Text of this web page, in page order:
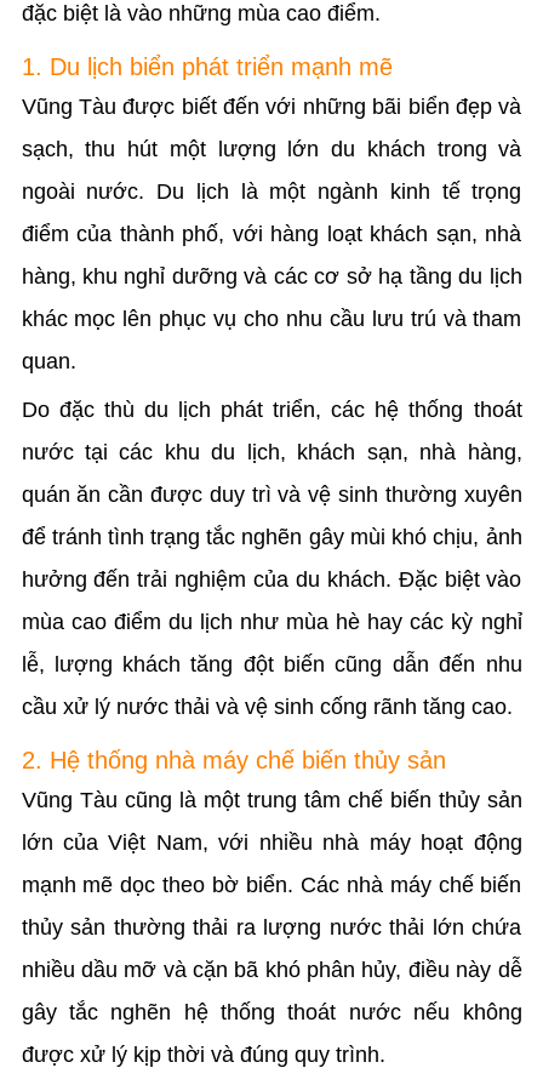
đặc biệt là vào những mùa cao điểm.
1. Du lịch biển phát triển mạnh mẽ
Vũng Tàu được biết đến với những bãi biển đẹp và
sạch, thu hút một lượng lớn du khách trong và
ngoài nước. Du lịch là một ngành kinh tế trọng
điểm của thành phố, với hàng loạt khách sạn, nhà
hàng, khu nghỉ dưỡng và các cơ sở hạ tầng du lịch
khác mọc lên phục vụ cho nhu cầu lưu trú và tham
quan.
Do đặc thù du lịch phát triển, các hệ thống thoát
nước tại các khu du lịch, khách sạn, nhà hàng,
quán ăn cần được duy trì và vệ sinh thường xuyên
để tránh tình trạng tắc nghẽn gây mùi khó chịu, ảnh
hưởng đến trải nghiệm của du khách. Đặc biệt vào
mùa cao điểm du lịch như mùa hè hay các kỳ nghỉ
lễ, lượng khách tăng đột biến cũng dẫn đến nhu
cầu xử lý nước thải và vệ sinh cống rãnh tăng cao.
2. Hệ thống nhà máy chế biến thủy sản
Vũng Tàu cũng là một trung tâm chế biến thủy sản
lớn của Việt Nam, với nhiều nhà máy hoạt động
mạnh mẽ dọc theo bờ biển. Các nhà máy chế biến
thủy sản thường thải ra lượng nước thải lớn chứa
nhiều dầu mỡ và cặn bã khó phân hủy, điều này dễ
gây tắc nghẽn hệ thống thoát nước nếu không
được xử lý kịp thời và đúng quy trình.